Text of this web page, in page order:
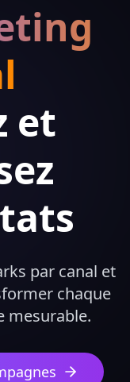
et
par canal et
chaque
mesurable.